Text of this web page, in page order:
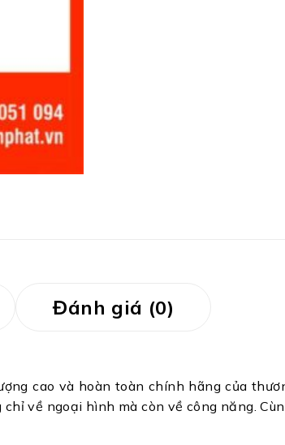
Đánh giá (0)
cao và hoàn toàn chính hãng của
về ngoại hình mà còn về công năng.